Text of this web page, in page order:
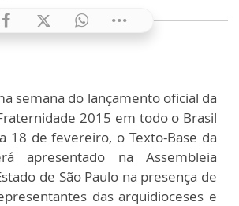
semana do lançamento oficial da
2015 em todo o Brasil
18 de fevereiro, o Texto-Base da
apresentado na Assembleia
de São Paulo na presença de
das arquidioceses e